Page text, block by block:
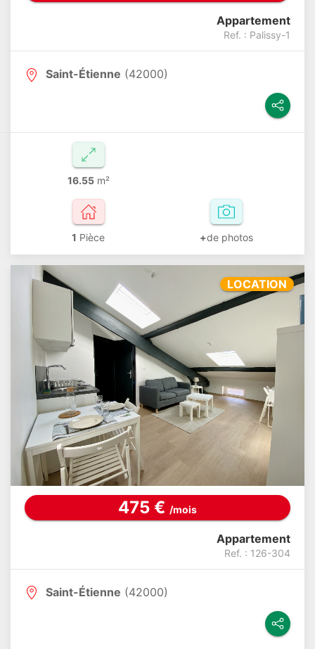
Appartement
Ref. : Palissy-1
Saint-Étienne (42000)
16.55m²
1 Pièce +de photos
LOCATION
475 € /mois
Appartement
Ref. : 126-304
Saint-Étienne (42000)